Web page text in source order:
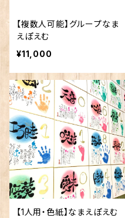
【複数人可能】グループなま
えぽえむ
¥11,000
【1人用・色紙】なまえぽえむ